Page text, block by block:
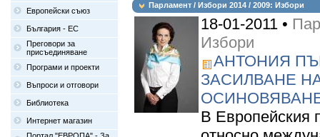
Европейски съюз
България - ЕС
Преговори за
присъединяване
Програми и проекти
Въпроси и отговори
Библиотека
Интернет магазин
Парламент / Избори 2014 / 2009: Избори
18-01-2011 •
Избори
АНТОНИЯ
ЗАСИЛВАНЕ
В Европейския